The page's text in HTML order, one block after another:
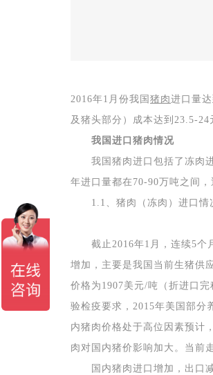
2016年1 月份我国 猪肉进口量达
及猪头部分）成本达到 23.5-24
我国进口猪肉情况
我国猪肉进口包括了冻肉进
年进口量都在 70-90万吨之间，
1.1
、猪肉（冻肉）进口情
截止 2016年1 月，连续5个
增加，主要是我国当前生猪供
价格为 1907美元/吨（折进口完
验检疫要求， 2015年美国部分
内猪肉价格处于高位因素预计
肉对国内猪价影响加大。当前
国内猪肉进口增加，出口减